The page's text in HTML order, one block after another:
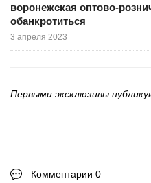
воронежская оптово-
обанкротиться
3 апреля 2023
Первыми эксклюзивы
Комментарии 0